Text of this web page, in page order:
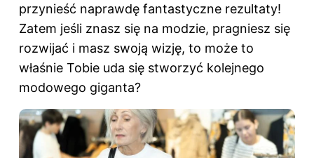
przynieść naprawdę fantastyczne rezultaty!
Zatem jeśli znasz się na modzie, pragniesz się
rozwijać i masz swoją wizję, to może to
właśnie Tobie uda się stworzyć kolejnego
modowego giganta?